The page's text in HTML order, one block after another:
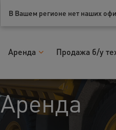
Ваш город:Санкт-Петербург
В Вашем регионе нет наших
Аренда Продажа б/у
Аренда